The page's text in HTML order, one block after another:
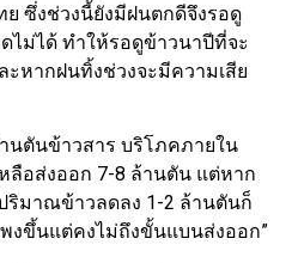
ซึ่งช่วงนี้ยังมีฝนตกดีจึงรอดู
ไม่ได้ ทำให้รอดูข้าวนาปีที่จะ
ะหากฝนทิ้งช่วงจะมีความเสีย
นตันข้าวสาร บริโภคภายใน
ลือส่งออก 7-8 ล้านตัน แต่หาก
มาณข้าวลดลง 1-2 ล้านตัน ก็
งขึ้นแต่คงไม่ถึงขั้นแบนส่งออก”